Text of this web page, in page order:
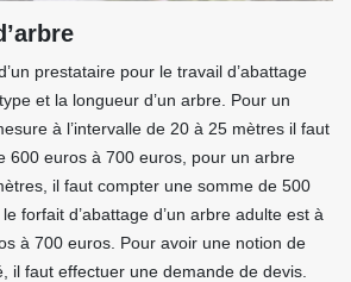
prestataire pour le travail d’abattage
et la longueur d’un arbre. Pour un
à l’intervalle de 20 à 25 mètres il faut
600 euros à 700 euros, pour un arbre
il faut compter une somme de 500
forfait d’abattage d’un arbre adulte est à
à 700 euros. Pour avoir une notion de
il faut effectuer une demande de devis.